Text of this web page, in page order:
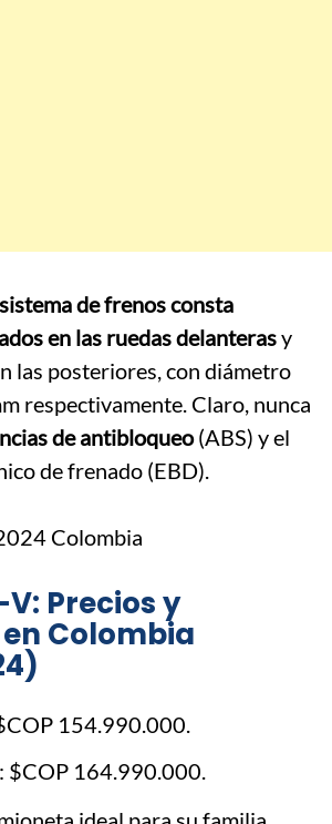
sistema de frenos consta
en las ruedas delanterasy
las posteriores, con diámetro
respectivamente. Claro, nunca
de antibloqueo(ABS) y el
de frenado (EBD).
Precios y
Colombia
154.990.000.
$COP 164.990.000.